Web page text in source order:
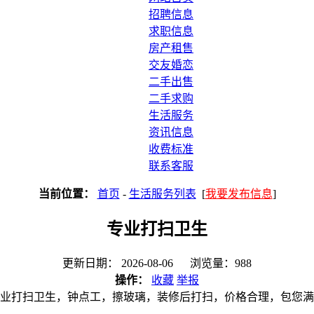
招聘信息
求职信息
房产租售
交友婚恋
二手出售
二手求购
生活服务
资讯信息
收费标准
联系客服
当前位置： 首页 - 生活服务列表 [我要发布信息]
专业打扫卫生
更新日期： 2026-08-06 浏览量：988
操作：
收藏 举报
打扫卫生，钟点工，擦玻璃，装修后打扫，价格合理，包您